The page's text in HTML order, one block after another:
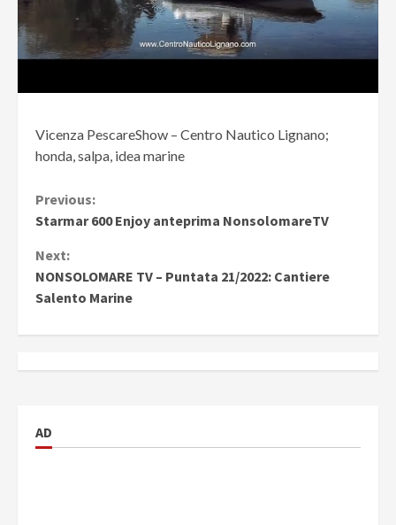
Vicenza PescareShow – Centro Nautico Lignano;
honda, salpa, idea marine
Continue
Reading
Previous:
Starmar 600 Enjoy anteprima NonsolomareTV
Next:
NONSOLOMARE TV – Puntata 21/2022: Cantiere
Salento Marine
AD